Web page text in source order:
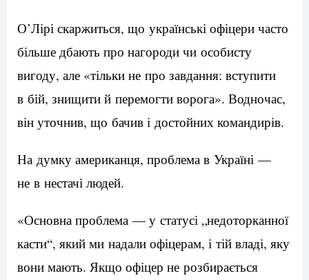
О’Лірі скаржиться, що українські офіцери часто
більше дбають про нагороди чи особисту
вигоду, але «тільки не про завдання: вступити
в бій, знищити й перемогти ворога». Водночас,
він уточнив, що бачив і достойних командирів.
На думку американця, проблема в Україні —
не в нестачі людей.
«Основна проблема — у статусі „недоторканної
касти“, який ми надали офіцерам, і тій владі, яку
вони мають. Якщо офіцер не розбирається